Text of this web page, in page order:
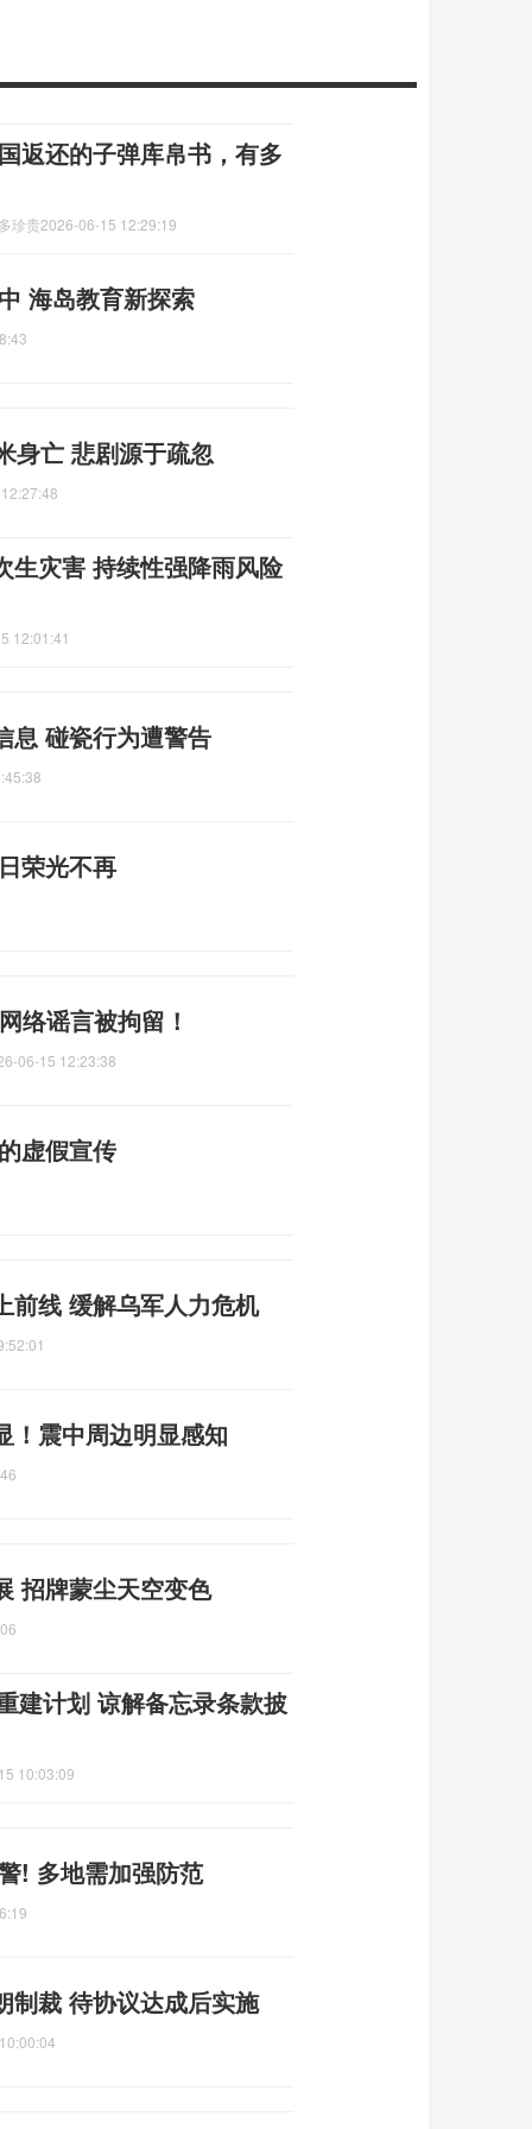
返还的子弹库帛书，有多
珍贵2026-06-15 12:29:19
海岛教育新探索
身亡 悲剧源于疏忽
生灾害 持续性强降雨风险
12:01:41
息 碰瓷行为遭警告
荣光不再
络谣言被拘留！
06-15 12:23:38
虚假宣传
前线 缓解乌军人力危机
！震中周边明显感知
招牌蒙尘天空变色
建计划 谅解备忘录条款披
10:03:09
! 多地需加强防范
制裁 待协议达成后实施